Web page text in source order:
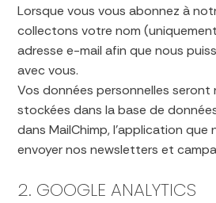
Lorsque vous vous abonnez à
collectons votre nom
adresse e-mail afin que nous
avec vous.
Vos données personnelles seront
stockées dans la base de
dans MailChimp, l’application
envoyer nos newsletters et
2. GOOGLE ANALYTICS